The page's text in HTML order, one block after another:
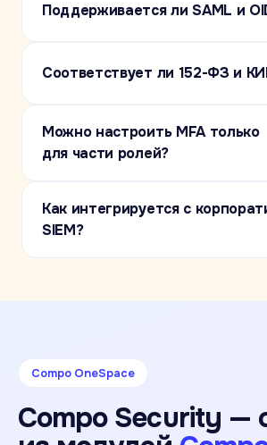
Поддерживается ли SAML и
Соответствует ли 152-ФЗ и
Можно настроить MFA только
для части ролей?
Как интегрируется с
SIEM?
Compo OneSpace
Compo Security —